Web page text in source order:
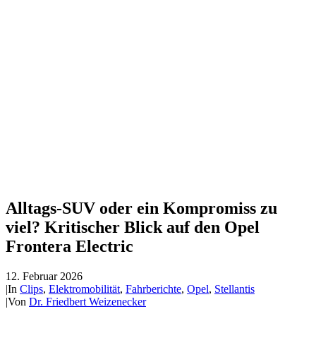
Alltags-SUV oder ein Kompromiss zu
viel? Kritischer Blick auf den Opel
Frontera Electric
12. Februar 2026
|In Clips, Elektromobilität, Fahrberichte, Opel, Stellantis
|Von Dr. Friedbert Weizenecker